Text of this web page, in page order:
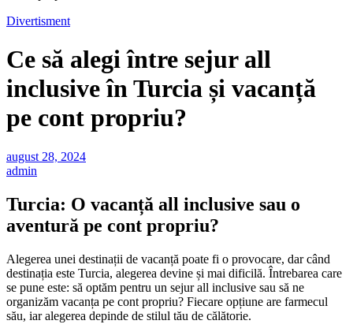
Divertisment
Ce să alegi între sejur all
inclusive în Turcia și vacanță
pe cont propriu?
august 28, 2024
admin
Turcia: O vacanță all inclusive sau o
aventură pe cont propriu?
Alegerea unei destinații de vacanță poate fi o provocare, dar când
destinația este Turcia, alegerea devine și mai dificilă. Întrebarea care
se pune este: să optăm pentru un sejur all inclusive sau să ne
organizăm vacanța pe cont propriu? Fiecare opțiune are farmecul
său, iar alegerea depinde de stilul tău de călătorie.